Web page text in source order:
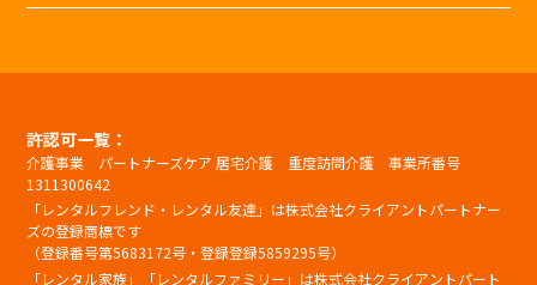
許認可一覧：
介護事業 パートナーズケア 居宅介護 重度訪問介護 事業所番号
1311300642
「レンタルフレンド・レンタル友達」は株式会社クライアントパートナー
ズの登録商標です
（登録番号第5683172号・登録登録5859295号）
「レンタル家族」「レンタルファミリー」は株式会社クライアントパート